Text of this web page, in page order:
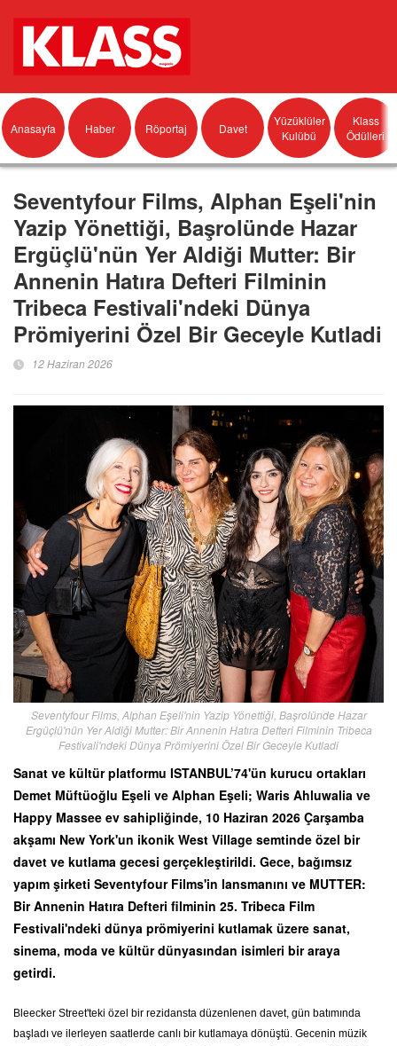
Anasayfa Haber Röportaj Davet
Yüzüklüler
Kulübü
Klass
Ödülleri
Seventyfour Films, Alphan Eşeli'nin
Yazip Yönettiği, Başrolünde Hazar
Ergüçlü'nün Yer Aldiği Mutter: Bir
Annenin Hatıra Defteri Filminin
Tribeca Festivali'ndeki Dünya
Prömiyerini Özel Bir Geceyle Kutladi
12 Haziran 2026
Seventyfour Films, Alphan Eşeli'nin Yazip Yönettiği, Başrolünde Hazar
Ergüçlü'nün Yer Aldiği Mutter: Bir Annenin Hatıra Defteri Filminin Tribeca
Festivali'ndeki Dünya Prömiyerini Özel Bir Geceyle Kutladi
Sanat ve kültür platformu ISTANBUL’74'ün kurucu ortakları
Demet Müftüoğlu Eşeli ve Alphan Eşeli; Waris Ahluwalia ve
Happy Massee ev sahipliğinde, 10 Haziran 2026 Çarşamba
akşamı New York'un ikonik West Village semtinde özel bir
davet ve kutlama gecesi gerçekleştirildi. Gece, bağımsız
yapım şirketi Seventyfour Films'in lansmanını ve MUTTER:
Bir Annenin Hatıra Defteri filminin 25. Tribeca Film
Festivali'ndeki dünya prömiyerini kutlamak üzere sanat,
sinema, moda ve kültür dünyasından isimleri bir araya
getirdi.
Bleecker Street'teki özel bir rezidansta düzenlenen davet, gün batımında
başladı ve ilerleyen saatlerde canlı bir kutlamaya dönüştü. Gecenin müzik